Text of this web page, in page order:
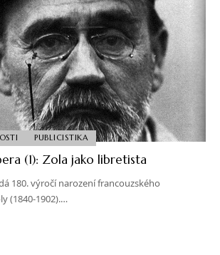
PUBLICISTIKA
(1): Zola jako libretista
180. výročí narození francouzského
(1840-1902).…